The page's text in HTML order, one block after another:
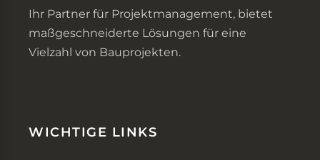
Ihr Partner für Projektmanagement, bietet
maßgeschneiderte Lösungen für eine
Vielzahl von Bauprojekten.
WICHTIGE LINKS